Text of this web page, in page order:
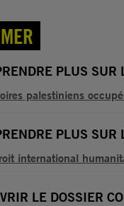
PLUS SUR
palestiniens
PLUS SUR
international
LE DOSSIER